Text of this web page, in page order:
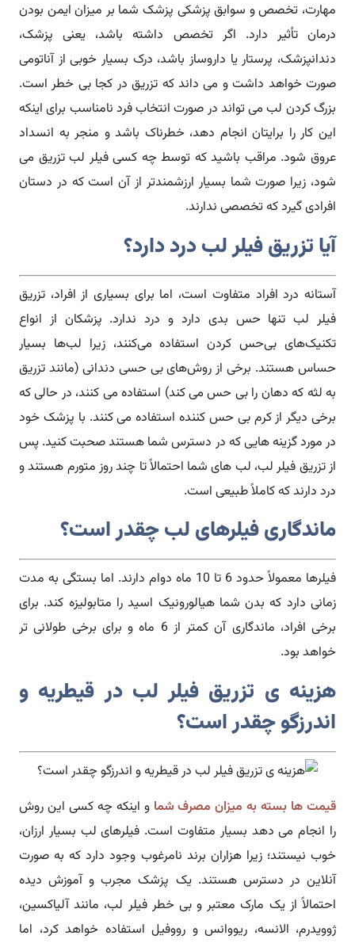
مهارت، تخصص و سوابق پزشکی پزشک شما بر میزان ایمن بودن
درمان تأثیر دارد. اگر تخصص داشته باشد، یعنی پزشک،
دندانپزشک، پرستار یا داروساز باشد، درک بسیار خوبی از آناتومی
صورت خواهد داشت و می داند که تزریق در کجا بی خطر است.
بزرگ کردن لب می تواند در صورت انتخاب فرد نامناسب برای اینکه
این کار را برایتان انجام دهد، خطرناک باشد و منجر به انسداد
عروق شود. مراقب باشید که توسط چه کسی فیلر لب تزریق می
شود، زیرا صورت شما بسیار ارزشمندتر از آن است که در دستان
افرادی گیرد که تخصصی ندارند.
آیا تزریق فیلر لب درد دارد؟
آستانه درد افراد متفاوت است، اما برای بسیاری از افراد، تزریق
فیلر لب تنها حس بدی دارد و درد ندارد. پزشکان از انواع
تکنیک‌های بی‌حس کردن استفاده می‌کنند، زیرا لب‌ها بسیار
حساس هستند. برخی از روش‌های بی حسی دندانی (مانند تزریق
به لثه که دهان را بی حس می کند) استفاده می کنند، در حالی که
برخی دیگر از کرم بی حس کننده استفاده می کنند. با پزشک خود
در مورد گزینه هایی که در دسترس شما هستند صحبت کنید. پس
از تزریق فیلر لب، لب های شما احتمالاً تا چند روز متورم هستند و
درد دارند که کاملاً طبیعی است.
ماندگاری فیلرهای لب چقدر است؟
فیلرها معمولاً حدود 6 تا 10 ماه دوام دارند. اما بستگی به مدت
زمانی دارد که بدن شما هیالورونیک اسید را متابولیزه کند. برای
برخی افراد، ماندگاری آن کمتر از 6 ماه و برای برخی طولانی تر
خواهد بود.
هزینه ی تزریق فیلر لب در قیطریه و
اندرزگو چقدر است؟
قیمت ها بسته به میزان مصرف شما و اینکه چه کسی این روش
را انجام می دهد بسیار متفاوت است. فیلرهای لب بسیار ارزان،
خوب نیستند؛ زیرا هزاران برند نامرغوب وجود دارد که به صورت
آنلاین در دسترس هستند. یک پزشک مجرب و آموزش دیده
احتمالاً از یک مارک معتبر و بی خطر فیلر لب، مانند آلیاکسین،
ژوویدرم، الانسه، ریووانس و رووفیل استفاده خواهد کرد، اما